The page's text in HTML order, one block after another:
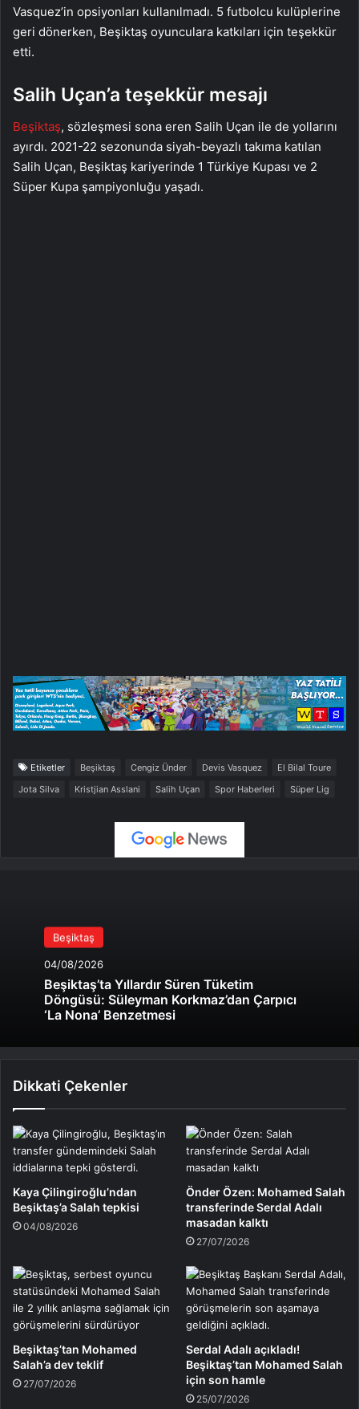
Vasquez’in opsiyonları kullanılmadı. 5 futbolcu kulüplerine
geri dönerken, Beşiktaş oyunculara katkıları için teşekkür
etti.
Salih Uçan’a teşekkür mesajı
Beşiktaş, sözleşmesi sona eren Salih Uçan ile de yollarını
ayırdı. 2021-22 sezonunda siyah-beyazlı takıma katılan
Salih Uçan, Beşiktaş kariyerinde 1 Türkiye Kupası ve 2
Süper Kupa şampiyonluğu yaşadı.
Etiketler Beşiktaş Cengiz Ünder Devis Vasquez
El Bilal Toure
Jota Silva
Kristjian Asslani Salih Uçan Spor Haberleri Süper Lig
Beşiktaş
04/08/2026
Beşiktaş’ta Yıllardır Süren Tüketim
Döngüsü: Süleyman Korkmaz’dan Çarpıcı
‘La Nona’ Benzetmesi
Dikkati Çekenler
Kaya Çilingiroğlu’ndan
Beşiktaş’a Salah tepkisi
04/08/2026
Önder Özen: Mohamed Salah
transferinde Serdal Adalı
masadan kalktı
27/07/2026
Beşiktaş’tan Mohamed
Salah’a dev teklif
27/07/2026
Serdal Adalı açıkladı!
Beşiktaş’tan Mohamed Salah
için son hamle
25/07/2026